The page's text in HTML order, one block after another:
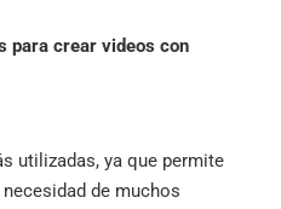
para crear videos con
utilizadas, ya que permite
de muchos